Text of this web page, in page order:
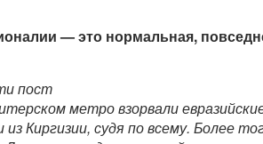
— это нормальная,
пост
метро взорвали
Киргизии, судя по всему. Более